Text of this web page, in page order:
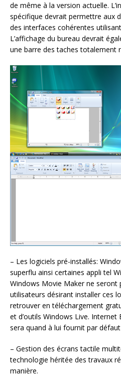
de même à la version actuelle.
spécifique devrait permettre aux
des interfaces cohérentes
L’affichage du bureau devrait
une barre des taches totalement
– Les logiciels pré-installés:
superflu ainsi certaines appli tel
Windows Movie Maker ne seront
utilisateurs désirant installer ces
retrouver en téléchargement
et d’outils Windows Live. Internet
sera quand à lui fournit par
– Gestion des écrans tactile
technologie héritée des travaux
manière.